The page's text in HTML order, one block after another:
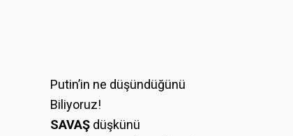
Putin’in ne düşündüğünü
Biliyoruz!
SAVAŞ düşkünü